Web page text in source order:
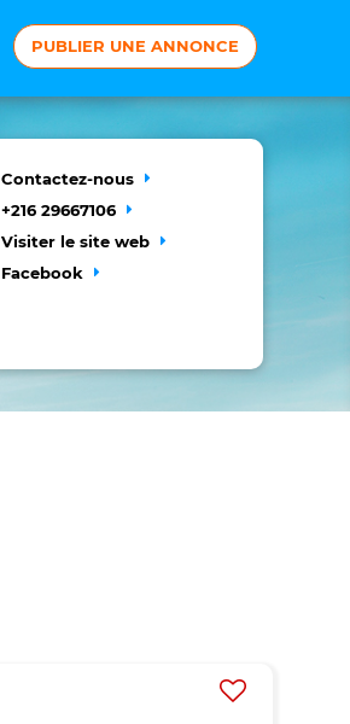
PUBLIER UNE ANNONCE
Contactez-nous
+216 29667106
Visiter le site web
Facebook